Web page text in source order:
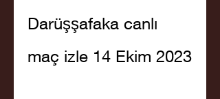
Darüşşafaka canlı
maç izle 14 Ekim 2023